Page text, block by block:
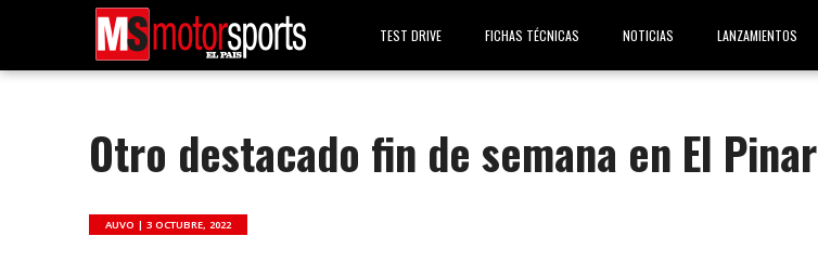
TEST DRIVE FICHAS TÉCNICAS NOTICIAS LANZAMIENTOS
Otro destacado fin de semana en El Pinar
AUVO |3 OCTUBRE, 2022